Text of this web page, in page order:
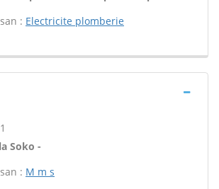
: Electricite plomberie
Soko -
: M m s